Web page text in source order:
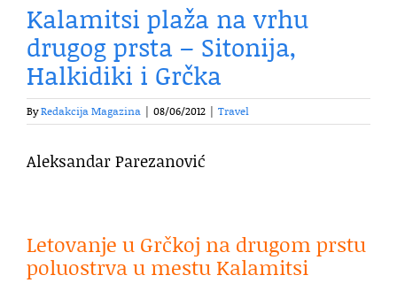
Kalamitsi plaža na vrhu
drugog prsta – Sitonija,
Halkidiki i Grčka
ByRedakcija Magazina 08/06/2012 Travel
Aleksandar Parezanović
Letovanje u Grčkoj na drugom prstu
poluostrva u mestu Kalamitsi